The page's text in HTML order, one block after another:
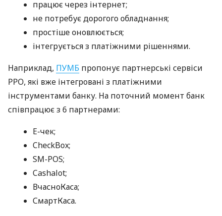
працює через інтернет;
не потребує дорогого обладнання;
простіше оновлюється;
інтегрується з платіжними рішеннями.
Наприклад, ПУМБ пропонує партнерські сервіси
РРО, які вже інтегровані з платіжними
інструментами банку. На поточний момент банк
співпрацює з 6 партнерами:
E-чек;
CheckBox;
SM-POS;
Cashalot;
ВчасноКаса;
СмартКаса.